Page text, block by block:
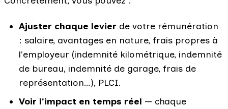
Ajuster chaque levier de votre rémunération
: salaire, avantages en nature, frais propres à
l'employeur (indemnité kilométrique, indemnité
de bureau, indemnité de garage, frais de
représentation…), PLCI.
Voir l'impact en temps réel — chaque